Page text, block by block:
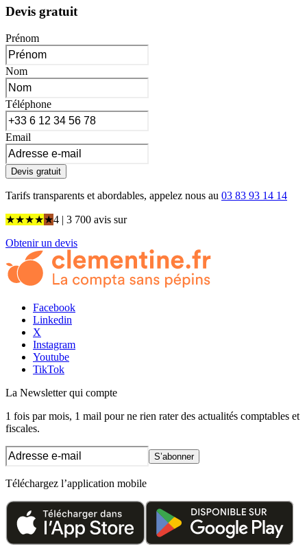
Devis gratuit
Prénom
Nom
Téléphone
Email
Devis gratuit
Tarifs transparents et abordables, appelez nous au 03 83 93 14 14
★★★★★4 | 3 700 avis sur
Obtenir un devis
Facebook
Linkedin
X
Instagram
Youtube
TikTok
La Newsletterqui compte
1 fois par mois, 1 mail pour ne rien rater des actualités comptables et
fiscales.
S’abonner
Téléchargez l’application mobile